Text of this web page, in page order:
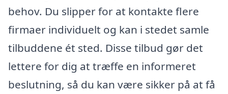
behov. Du slipper for at kontakte flere
firmaer individuelt og kan i stedet samle
tilbuddene ét sted. Disse tilbud gør det
lettere for dig at træffe en informeret
beslutning, så du kan være sikker på at få